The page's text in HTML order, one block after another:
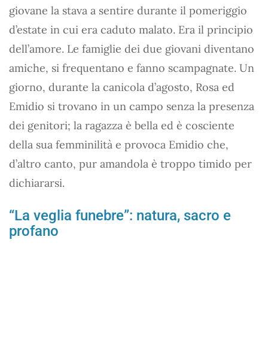
giovane la stava a sentire durante il pomeriggio
d’estate in cui era caduto malato. Era il principio
dell’amore. Le famiglie dei due giovani diventano
amiche, si frequentano e fanno scampagnate. Un
giorno, durante la canicola d’agosto, Rosa ed
Emidio si trovano in un campo senza la presenza
dei genitori; la ragazza è bella ed è cosciente
della sua femminilità e provoca Emidio che,
d’altro canto, pur amandola è troppo timido per
dichiararsi.
“La veglia funebre”: natura, sacro e
profano